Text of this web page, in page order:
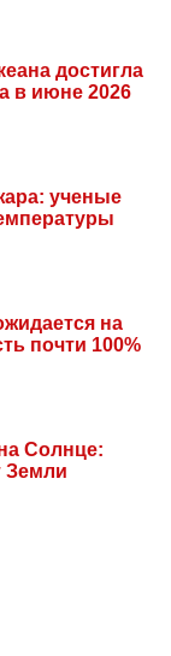
достигла
в июне 2026
ученые
на
почти 100%
Солнце:
Земли